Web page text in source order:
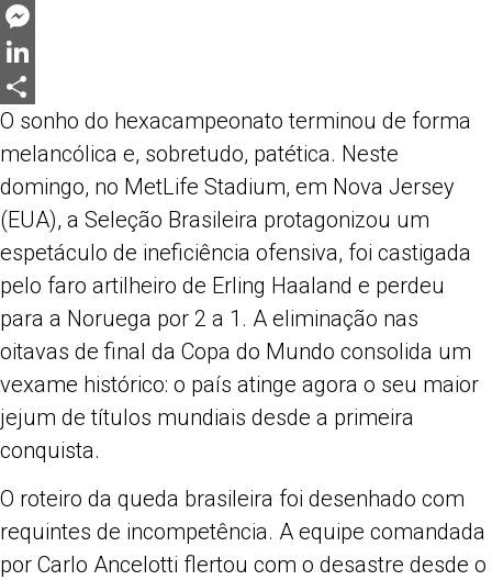
Twitter
Messenger
LinkedIn
Share
O sonho do hexacampeonato terminou de forma
melancólica e, sobretudo, patética. Neste
domingo, no MetLife Stadium, em Nova Jersey
(EUA), a Seleção Brasileira protagonizou um
espetáculo de ineficiência ofensiva, foi castigada
pelo faro artilheiro de Erling Haaland e perdeu
para a Noruega por 2 a 1. A eliminação nas
oitavas de final da Copa do Mundo consolida um
vexame histórico: o país atinge agora o seu maior
jejum de títulos mundiais desde a primeira
conquista.
O roteiro da queda brasileira foi desenhado com
requintes de incompetência. A equipe comandada
por Carlo Ancelotti flertou com o desastre desde o